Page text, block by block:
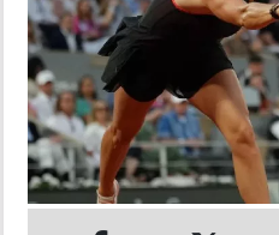
DEPORTES
MUNDO
INSÓLITAS